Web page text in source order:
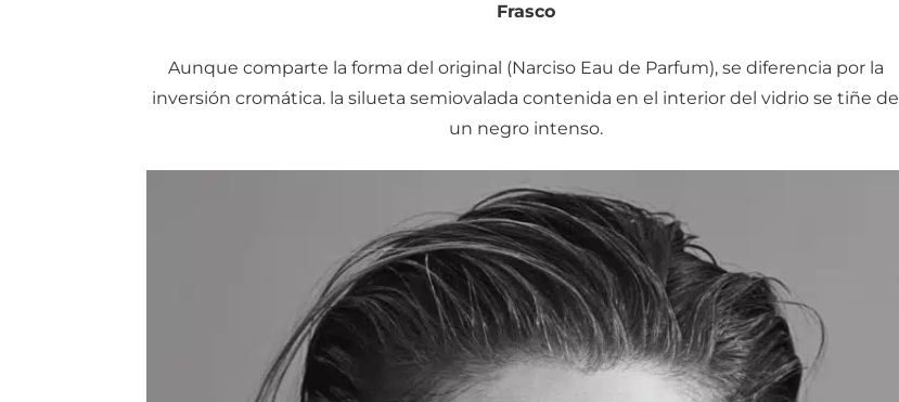
Frasco
Aunque comparte la forma del original (Narciso Eau de Parfum), se diferencia por la
inversión cromática. la silueta semiovalada contenida en el interior del vidrio se tiñe de
un negro intenso.